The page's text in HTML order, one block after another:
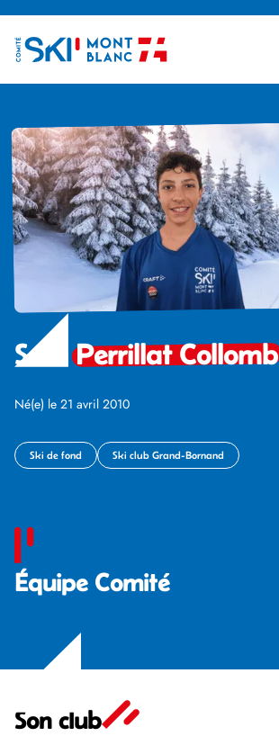
SamPerrillat Collomb
Né(e) le 21 avril 2010
Ski de fond Ski club Grand-Bornand
Équipe Comité
Son club